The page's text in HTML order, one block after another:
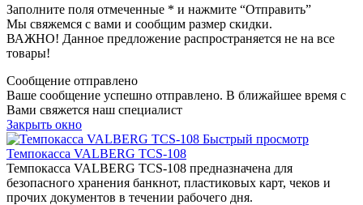
Заполните поля отмеченные * и нажмите “Отправить”
Мы свяжемся с вами и сообщим размер скидки.
ВАЖНО! Данное предложение распространяется не на все
товары!
Сообщение отправлено
Ваше сообщение успешно отправлено. В ближайшее время с
Вами свяжется наш специалист
Закрыть окно
Быстрый просмотр
Темпокасса VALBERG TCS-108
Темпокасса VALBERG TCS-108 предназначена для
безопасного хранения банкнот, пластиковых карт, чеков и
прочих документов в течении рабочего дня.